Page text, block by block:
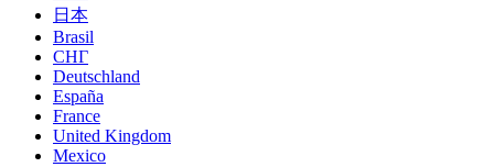
日本
Brasil
СНГ
Deutschland
España
France
United Kingdom
Mexico